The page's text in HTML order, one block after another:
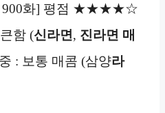
900화] 평점 ★★★★☆
함 (신라면 , 진라면 매
보통 매콤 (삼양라